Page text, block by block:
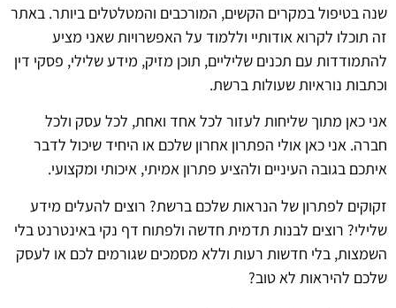
שנה בטיפול במקרים הקשים, המורכבים והמטלטלים ביותר. באתר
זה תוכלו לקרוא אודותיי וללמוד על האפשרויות שאני מציע
להתמודדות עם תכנים שליליים, תוכן מזיק, מידע שלילי, פסקי דין
וכתבות נוראיות שעולות ברשת.
אני כאן מתוך שליחות לעזור לכל אחד ואחת, לכל עסק ולכל
חברה. אני כאן אולי הפתרון אחרון שלכם או היחיד שיכול לדבר
איתכם בגובה העיניים ולהציע פתרון אמיתי, איכותי ומקצועי.
זקוקים לפתרון של הנראות שלכם ברשת? רוצים להעלים מידע
שלילי? רוצים לבנות תדמית חדשה ולפתוח דף נקי באינטרנט בלי
השמצות, בלי חדשות רעות וללא מסמכים שגורמים לכם או לעסק
שלכם להיראות לא טוב?